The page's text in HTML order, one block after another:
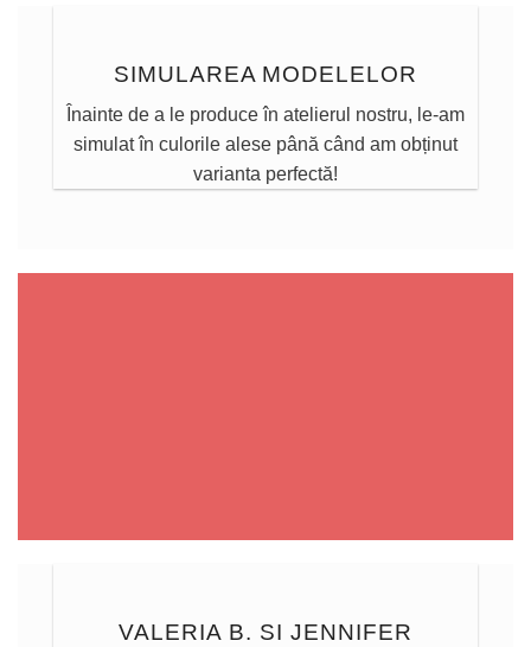
SIMULAREA MODELELOR
Înainte de a le produce în atelierul nostru, le-am
simulat în culorile alese până când am obținut
varianta perfectă!
VALERIA B. SI JENNIFER